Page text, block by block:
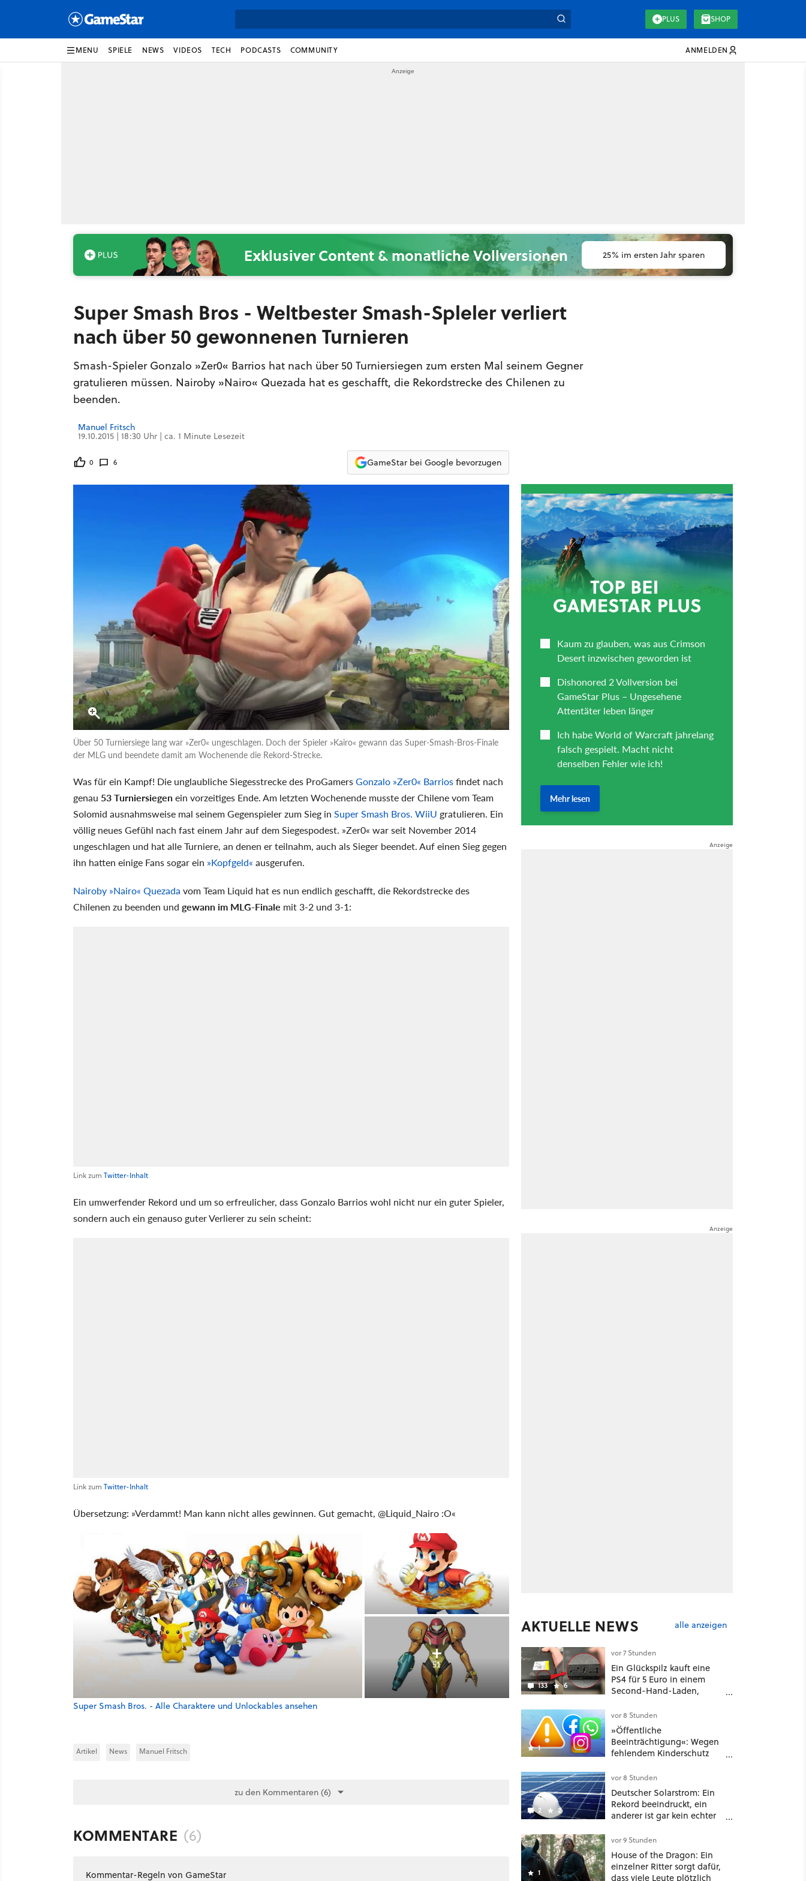
PLUS SHOP
MENU SPIELE NEWS VIDEOS TECH PODCASTS COMMUNITY ANMELDEN
Exklusiver Content & monatliche Vollversionen 25% im ersten Jahr sparen
Super Smash Bros - Weltbester Smash-Spleler verliert
nach über 50 gewonnenen Turnieren
Smash-Spieler Gonzalo »Zer0« Barrios hat nach über 50 Turniersiegen zum ersten Mal seinem Gegner
gratulieren müssen. Nairoby »Nairo« Quezada hat es geschafft, die Rekordstrecke des Chilenen zu
beenden.
Manuel Fritsch
19.10.2015 | 18:30 Uhr | ca. 1 Minute Lesezeit
0 6 GameStar bei Google bevorzugen
Über 50 Turniersiege lang war »Zer0« ungeschlagen. Doch der Spieler »Kairo« gewann das Super-Smash-Bros-Finale
der MLG und beendete damit am Wochenende die Rekord-Strecke.
Was für ein Kampf! Die unglaubliche Siegesstrecke des ProGamersGonzalo »Zer0« Barriosfindet nach
genau 53 Turniersiegenein vorzeitiges Ende. Am letzten Wochenende musste der Chilene vom Team
Solomid ausnahmsweise mal seinem Gegenspieler zum Sieg in Super Smash Bros. WiiU gratulieren. Ein
völlig neues Gefühl nach fast einem Jahr auf dem Siegespodest. »Zer0« war seit November 2014
ungeschlagen und hat alle Turniere, an denen er teilnahm, auch als Sieger beendet. Auf einen Sieg gegen
ihn hatten einige Fans sogar ein »Kopfgeld« ausgerufen.
Nairoby »Nairo« Quezada vom Team Liquid hat es nun endlich geschafft, die Rekordstrecke des
Chilenen zu beenden und gewann im MLG-Finale mit 3-2 und 3-1:
Link zum Twitter-Inhalt
Ein umwerfender Rekord und um so erfreulicher, dass Gonzalo Barrios wohl nicht nur ein guter Spieler,
sondern auch ein genauso guter Verlierer zu sein scheint:
Link zum Twitter-Inhalt
Übersetzung: »Verdammt! Man kann nicht alles gewinnen. Gut gemacht, @Liquid_Nairo :O«
51
Super Smash Bros. - Alle Charaktere und Unlockables ansehen
Artikel News Manuel Fritsch
zu den Kommentaren (6)
KOMMENTARE (6)
Kommentar-Regeln von GameStar
AKTUELLE NEWS alle anzeigen
133 6
vor 7 Stunden
Ein Glückspilz kauft eine
PS4 für 5 Euro in einem
Second-Hand-Laden,
schon hat er seine erste
funktionierende PlayStation
[Best of GameStar]
1
vor 8 Stunden
»Öffentliche
Beeinträchtigung«: Wegen
fehlendem Kinderschutz
567 Millionen US-Dollar
zahlen
2 2
vor 8 Stunden
Deutscher Solarstrom: Ein
Rekord beeindruckt, ein
anderer ist gar kein echter
verrät mehr über die
Energiewende als jede Zahl
1
vor 9 Stunden
House of the Dragon: Ein
einzelner Ritter sorgt dafür,
dass viele Leute plötzlich